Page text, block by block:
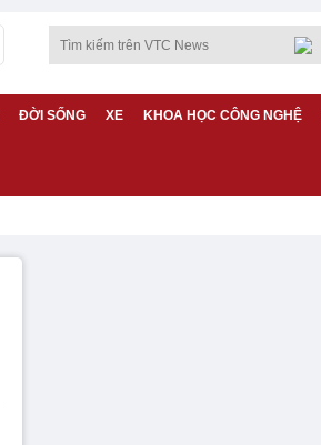
ĐỜI SỐNG XE KHOA HỌC CÔNG NGHỆ